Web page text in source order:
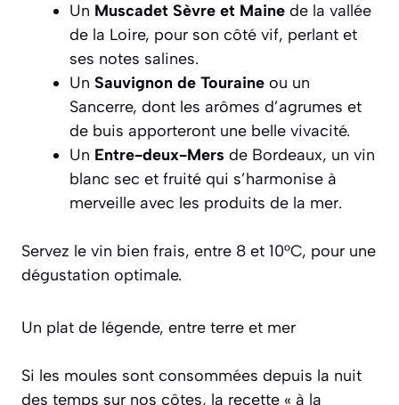
Un Muscadet Sèvre et Maine de la vallée
de la Loire, pour son côté vif, perlant et
ses notes salines.
Un Sauvignon de Touraine ou un
Sancerre, dont les arômes d’agrumes et
de buis apporteront une belle vivacité.
Un Entre-deux-Mers de Bordeaux, un vin
blanc sec et fruité qui s’harmonise à
merveille avec les produits de la mer.
Servez le vin bien frais, entre 8 et 10°C, pour une
dégustation optimale.
Un plat de légende, entre terre et mer
Si les moules sont consommées depuis la nuit
des temps sur nos côtes, la recette « à la